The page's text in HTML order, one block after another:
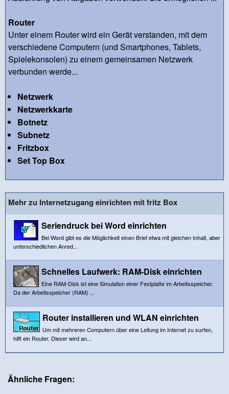
Router
Unter einem Router wird ein Gerät verstanden, mit dem
verschiedene Computern (und Smartphones, Tablets,
Spielekonsolen) zu einem gemeinsamen Netzwerk
verbunden werde...
Netzwerk
Netzwerkkarte
Botnetz
Subnetz
Fritzbox
Set Top Box
Mehr zu Internetzugang einrichten mit fritz Box
Seriendruck bei Word einrichten
Bei Word gibt es die Möglichkeit einen Brief etwa mit gleichen Inhalt, aber
unterschiedlichen Anred...
Schnelles Laufwerk: RAM-Disk einrichten
Eine RAM-Disk ist eine Simulation einer Festplatte im Arbeitsspeicher.
Da der Arbeitsspeicher (RAM) ...
Router installieren und WLAN einrichten
Um mit mehreren Computern über eine Leitung im Internet zu surfen,
hilft ein Router. Dieser wird an...
Ähnliche Fragen: